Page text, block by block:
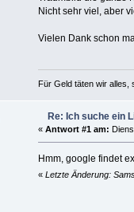
Nicht sehr viel, aber
Vielen Dank schon
Für Geld täten wir alles,
Re: Ich suche ein
« Antwort #1 am:
Hmm, google findet
« Letzte Änderung: